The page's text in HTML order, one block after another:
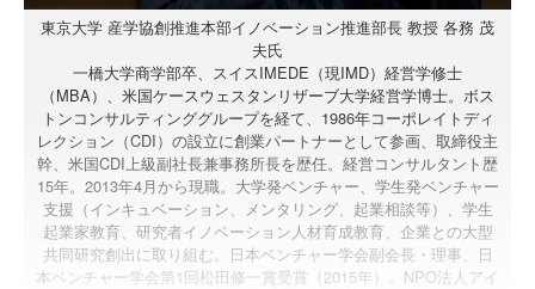
東京大学 産学協創推進本部イノベーション推進部長 教授 各務 茂
夫氏
一橋大学商学部卒、スイスIMEDE（現IMD）経営学修士
（MBA）、米国ケースウェスタンリザーブ大学経営学博士。ボス
トンコンサルティンググループを経て、1986年コーポレイトディ
レクション（CDI）の設立に創業パートナーとして参画、取締役主
幹、米国CDI上級副社長兼事務所長を歴任。経営コンサルタント歴
15年。2013年4月から現職。大学発ベンチャー、学生発ベンチャー
支援（インキュベーション、メンタリング、起業相談等）、学生
起業家教育、研究者イノベーション人材育成教育、企業との大型
共同研究創出に取り組む。日本ベンチャー学会副会長・理事、日
本ベンチャー学会第1回松田修一賞受賞（2015年）。NPO法人アイ